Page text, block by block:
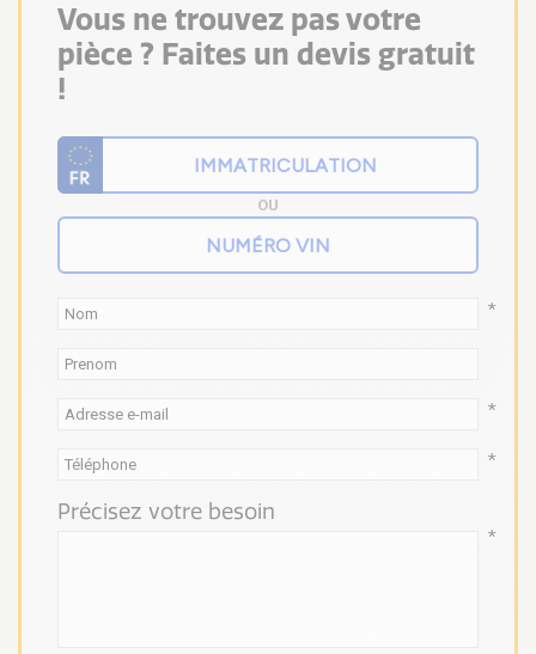
Vous ne trouvez pas votre
pièce ? Faites un devis gratuit
!
OU
*
*
*
Précisez votre besoin
*